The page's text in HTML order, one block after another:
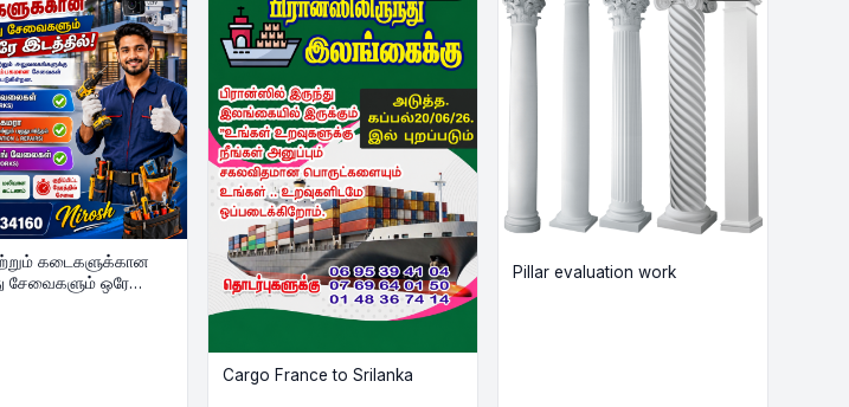
கடைகளுக்கான
ஒரே
Cargo France to Srilanka
Pillar evaluation work